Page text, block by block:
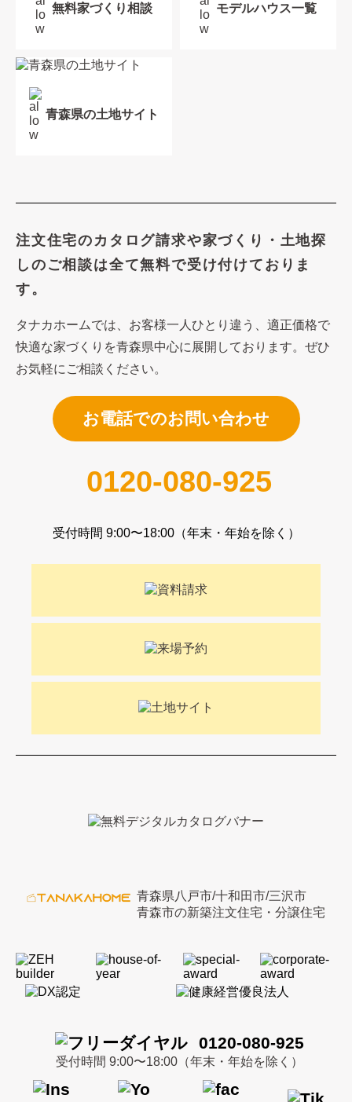
無料家づくり相談 モデルハウス一覧
青森県の土地サイト
注文住宅のカタログ請求や家づくり・土地探
しのご相談は全て無料で受け付けておりま
す。
タナカホームでは、お客様一人ひとり違う、適正価格で
快適な家づくり を青森県中心に展開しております。ぜひ
お気軽にご相談ください。
お電話でのお問い合わせ
0120-080-925
受付時間 9:00〜18:00（年末・年始を除く）
青森県八戸市/十和田市/三沢市
青森市の新築注文住宅・分譲住宅
0120-080-925
受付時間 9:00〜18:00（年末・年始を除く）